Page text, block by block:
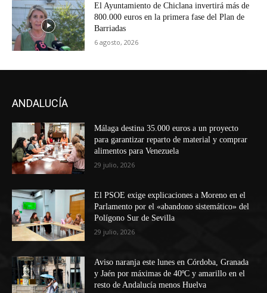
El Ayuntamiento de Chiclana invertirá más de
800.000 euros en la primera fase del Plan de
Barriadas
6 agosto, 2026
ANDALUCÍA
Málaga destina 35.000 euros a un proyecto
para garantizar reparto de material y comprar
alimentos para Venezuela
29 julio, 2026
El PSOE exige explicaciones a Moreno en el
Parlamento por el «abandono sistemático» del
Polígono Sur de Sevilla
29 julio, 2026
Aviso naranja este lunes en Córdoba, Granada
y Jaén por máximas de 40ºC y amarillo en el
resto de Andalucía menos Huelva